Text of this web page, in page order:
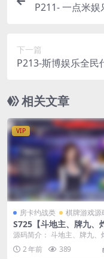
P211- 一点米娱
下一篇
P213-斯博娱乐全
相关文章
VIP
房卡约战类 棋牌游戏源
S725【斗地主、牌九、
花、跑得快】四合一房
游戏合集 含房卡和金币
载
源码简介： 斗地主、牌九、
花、跑得快四合一房卡娱乐游
集 含房卡和金币模式...
2 年前 389